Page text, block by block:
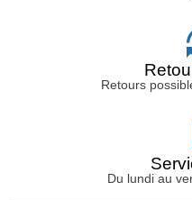
Retours
Du lundi au